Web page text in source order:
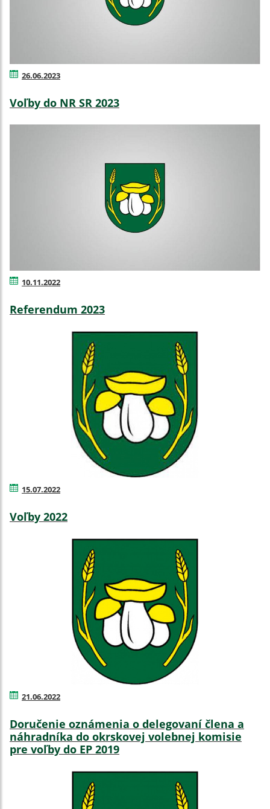
26.06.2023
Voľby do NR SR 2023
10.11.2022
Referendum 2023
15.07.2022
Voľby 2022
21.06.2022
Doručenie oznámenia o delegovaní člena a
náhradníka do okrskovej volebnej komisie
pre voľby do EP 2019